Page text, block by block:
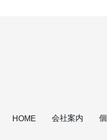
HOME 会社案内